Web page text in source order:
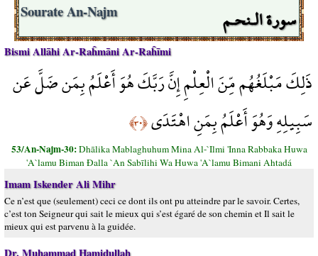
سورة الـنحـم Sourate An-Najm
Bismi Allāhi Ar-Raĥmāni Ar-Raĥīmi
ذَلِكَ مَبْلَغُهُم مِّنَ الْعِلْمِ إِنَّ رَبَّكَ هُوَ أَعْلَمُ بِمَن ضَلَّ عَن
سَبِيلِهِ وَهُوَ أَعْلَمُ بِمَنِ اهْتَدَى﴿٣٠﴾
53/An-Najm-30:Dhālika Mablaghuhum Mina Al-`Ilmi 'Inna Rabbaka Huwa
'A`lamu Biman Đalla `An Sabīlihi Wa Huwa 'A`lamu Bimani Ahtadá
Imam Iskender Ali Mihr
Ce n’est que (seulement) ceci ce dont ils ont pu atteindre par le savoir. Certes,
c’est ton Seigneur qui sait le mieux qui s’est égaré de son chemin et Il sait le
mieux qui est parvenu à la guidée.
Dr. Muhammad Hamidullah